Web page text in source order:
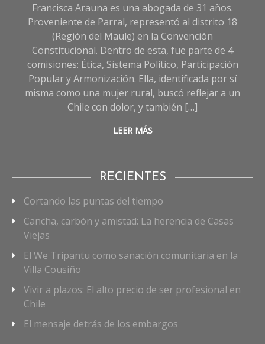
Francisca Arauna es una abogada de 31 años.
Proveniente de Parral, representó al distrito 18
(Región del Maule) en la Convención
Constitucional. Dentro de esta, fue parte de 4
comisiones: Ética, Sistema Político, Participación
Popular y Armonización. Ella, identificada por sí
misma como una mujer rural, buscó reflejar a un
Chile con dolor, y también […]
LEER MÁS
RECIENTES
Cortando las puntas del tiempo
Cancha, carbón y amistad: La herencia de Casas
Viejas
El We Tripantu como sanación comunitaria en la
Villa Cousiño
Vivir a plazos: El alto precio de ser profesional en
Chile
El mensaje detrás de los embargos